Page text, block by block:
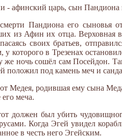
- афинский царь, сын Пандиона
Пандиона его сыновья
из Афин их отца. Верховная
своих братьев,
которого в Трезенах
же ночь сошёл сам Посейдон.
под камень меч и
Медея, родившая ему сына
меча.
должен был убить
Когда Эгей увидел
в честь него Эгейским.